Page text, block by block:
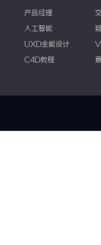
产品经理
人工智能
UXD全能设计
C4D教程